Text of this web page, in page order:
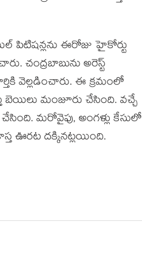
పిటిషన్లను ఈరోజు హైకోర్టు
చంద్రబాబును అరెస్ట్
వెల్లడించారు. ఈ క్రమంలో
బెయిలు మంజూరు చేసింది. వచ్చే
మరోవైపు, అంగళ్లు కేసులో
ఊరట దక్కినట్లయింది.